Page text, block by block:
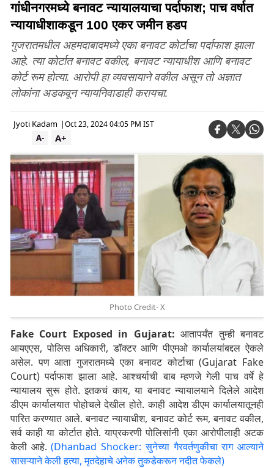
गांधीनगरमध्ये बनावट न्यायालयाचा पर्दाफाश; पाच वर्षात
न्यायाधीशाकडून 100 एकर जमीन हडप
गुजरातमधील अहमदाबादमध्ये एका बनावट कोर्टाचा पर्दाफाश झाला
आहे. त्या कोर्टात बनावट वकील, बनावट न्यायाधीश आणि बनावट
कोर्ट रूम होत्या. आरोपी हा व्यवसायाने वकील असून तो अज्ञात
लोकांना अडकवून न्यायनिवाडाही करायचा.
Jyoti Kadam |Oct 23, 2024 04:05 PM IST
A+
A-
Photo Credit- X
Fake Court Exposed in Gujarat:आतापर्यंत तुम्ही बनावट
आयएएस, पोलिस अधिकारी, डॉक्टर आणि पीएमओ कार्यालयांबद्दल ऐकले
असेल. पण आता गुजरातमध्ये एका बनावट कोर्टाचा (Gujarat Fake
Court) पर्दाफाश झाला आहे. आश्चर्याची बाब म्हणजे गेली पाच वर्षे हे
न्यायालय सुरू होते. इतकचं काय, या बनावट न्यायालयाने दिलेले आदेश
डीएम कार्यालयात पोहोचले देखील होते. काही आदेश डीएम कार्यालयातूनही
पारित करण्यात आले. बनावट न्यायाधीश, बनावट कोर्ट रूम, बनावट वकील,
सर्व काही या कोर्टात होते. याप्रकरणी पोलिसांनी एका आरोपीलाही अटक
केली आहे.(Dhanbad Shocker: सुनेच्या गैरवर्तणुकीचा राग आल्याने
सासऱ्याने केली हत्या, मृतदेहाचे अनेक तुकडेकरून नदीत फेकले)